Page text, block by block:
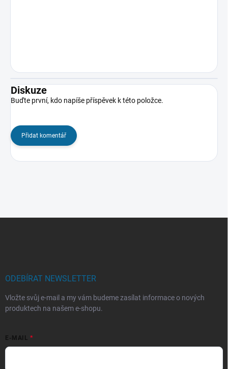
Diskuze
Buďte první, kdo napíše příspěvek k této položce.
Přidat komentář
ODEBÍRAT NEWSLETTER
Vložte svůj e-mail a my vám budeme zasílat informace o nových
produktech na našem e-shopu.
E-MAIL